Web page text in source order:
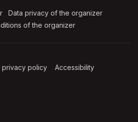
(opens in a new tab)
Data privacy of the organizer
of the organizer
in a new tab)
privacy policy (opens in a new tab)
Accessibility